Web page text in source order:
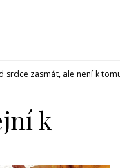
zasmát, ale není k
k